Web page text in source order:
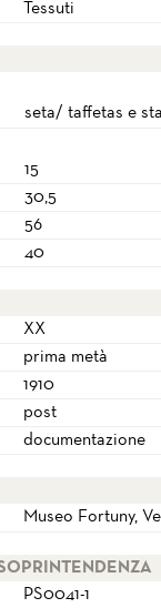
Tessuti
seta/ taffetas e
15
30,5
56
40
XX
prima metà
1910
post
documentazione
Museo Fortuny,
PS0041-1